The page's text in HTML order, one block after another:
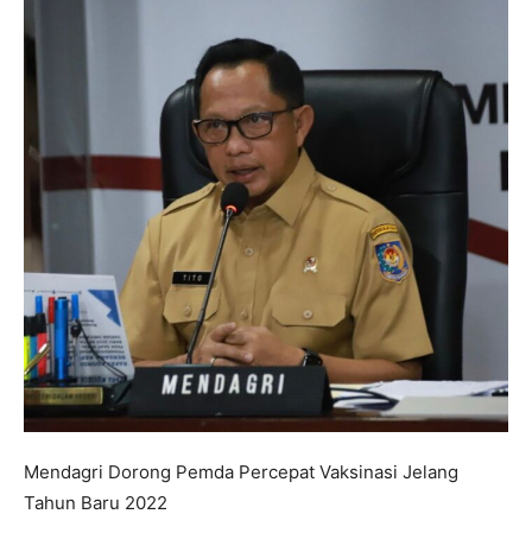
Mendagri Dorong Pemda Percepat Vaksinasi Jelang
Tahun Baru 2022